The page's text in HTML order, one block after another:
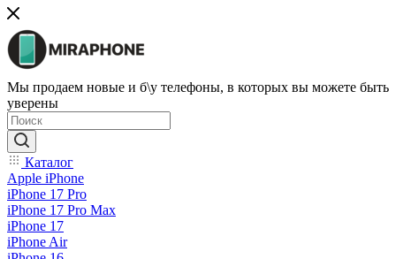
Мы продаем новые и б\у телефоны, в которых вы можете быть
уверены
Каталог
Apple iPhone
iPhone 17 Pro
iPhone 17 Pro Max
iPhone 17
iPhone Air